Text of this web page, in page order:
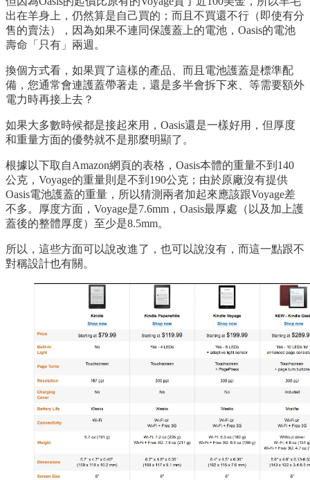
出在羊身上，仍然算是自己買的；而且不買還不行（即使有分
售的賣法），因為如果不連同保護蓋上的電池，Oasis的電池
壽命「只有」兩週。
換個方式看，如果買了這樣的產品、而且電池護蓋是標準配
備，您通常會連護蓋帶著走，還是多半會拆下來、等需要額外
電力時再接上去？
如果大多數時候都是接起來用，Oasis還是一樣好用，但厚度
和重量方面的優勢就不是那麼明顯了。
根據以下取自Amazon網頁的表格，Oasis本體的重量不到140
公克，Voyage的重量則是不到190公克；由於原廠沒有提供
Oasis電池護蓋的重量，所以猜測兩者加起來應該跟Voyage差
不多。厚度方面，Voyage是7.6mm，Oasis最厚處（以及加上護
蓋後的整體厚度）至少是8.5mm。
所以，這些方面可以說改進了，也可以說沒有，而這一點跟不
對稱設計也有關。